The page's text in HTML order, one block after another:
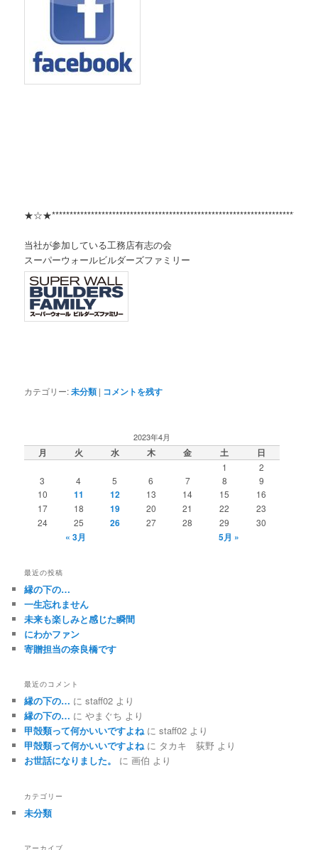
当社が参加している工務店有志の会
スーパーウォールビルダーズファミリー
カテゴリー:未分類 | コメントを残す
2023年4月
月 火 水 木 金 土 日
1
2
3
4 5 6 7 8
9
10
11 12 13 14 15
16
17
18 19 20 21 22
23
24
25 26 27 28 29 30
« 3月 5月 »
最近の投稿
縁の下の…
一生忘れません
未来も楽しみと感じた瞬間
にわかファン
寄贈担当の奈良橋です
最近のコメント
縁の下の… にstaff02 より
縁の下の… にやまぐち より
甲殻類って何かいいですよねにstaff02 より
甲殻類って何かいいですよねに タカキ 荻野 より
お世話になりました。
に画伯 より
カテゴリー
未分類
アーカイブ